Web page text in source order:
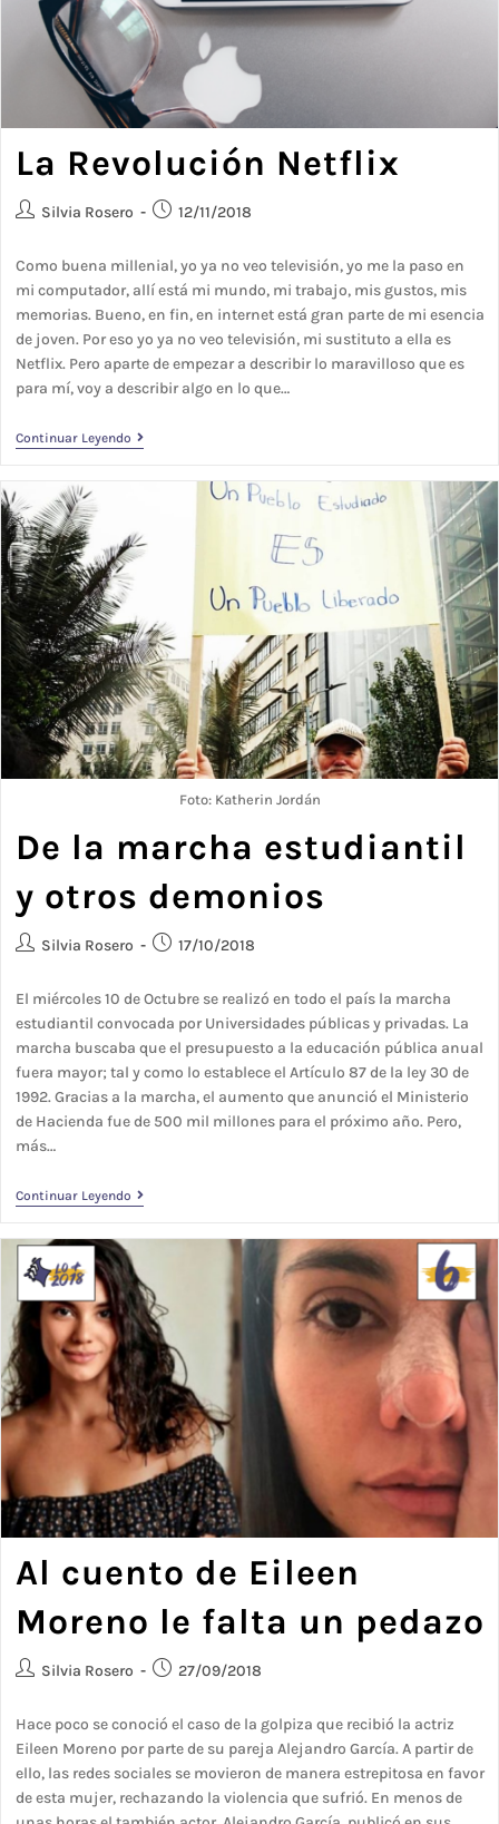
La Revolución Netflix
Silvia Rosero 12/11/2018
Como buena millenial, yo ya no veo televisión, yo me la paso en
mi computador, allí está mi mundo, mi trabajo, mis gustos, mis
memorias. Bueno, en fin, en internet está gran parte de mi esencia
de joven. Por eso yo ya no veo televisión, mi sustituto a ella es
Netflix. Pero aparte de empezar a describir lo maravilloso que es
para mí, voy a describir algo en lo que…
Continuar Leyendo
Foto: Katherin Jordán
De la marcha estudiantil
y otros demonios
Silvia Rosero 17/10/2018
El miércoles 10 de Octubre se realizó en todo el país la marcha
estudiantil convocada por Universidades públicas y privadas. La
marcha buscaba que el presupuesto a la educación pública anual
fuera mayor; tal y como lo establece el Artículo 87 de la ley 30 de
1992. Gracias a la marcha, el aumento que anunció el Ministerio
de Hacienda fue de 500 mil millones para el próximo año. Pero,
más…
Continuar Leyendo
Al cuento de Eileen
Moreno le falta un pedazo
Silvia Rosero 27/09/2018
Hace poco se conoció el caso de la golpiza que recibió la actriz
Eileen Moreno por parte de su pareja Alejandro García. A partir de
ello, las redes sociales se movieron de manera estrepitosa en favor
de esta mujer, rechazando la violencia que sufrió. En menos de